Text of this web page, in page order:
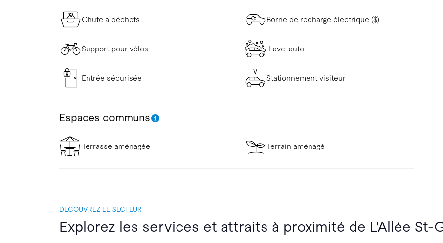
Chute à déchets Borne de recharge électrique ($)
Support pour vélos Lave-auto
Entrée sécurisée Stationnement visiteur
Espaces communs
Terrasse aménagée Terrain aménagé
DÉCOUVREZ LE SECTEUR
Explorez les services et attraits à proximité de L'Allée St-